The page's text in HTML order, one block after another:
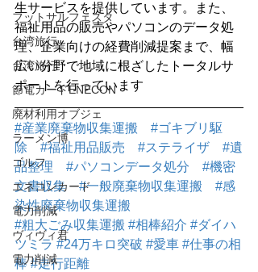
フットサルフェスタ
台湾旅行
台湾旅行
節電カードENECON
廃材利用オブジェ
ラーメン博
ゴルフ
エネコンカード
電力削減
ヴィヴィ君
電力削減
生サービスを提供しています。また、
福祉用品の販売やパソコンのデータ処
理、企業向けの経費削減提案まで、幅
広い分野で地域に根ざしたトータルサ
ポートを行っています
#産業廃棄物収集運搬
#ゴキブリ駆
除
#福祉用品販売 #ステライザ
#遺
品整理
#パソコンデータ処分
#機密
文書収集
#一般廃棄物収集運搬
#感
染性廃棄物収集運搬
#粗大ごみ収集運搬 #相棒紹介 #ダイハ
ツミラ #24万キロ突破 #愛車 #仕事の相
棒 #走行距離